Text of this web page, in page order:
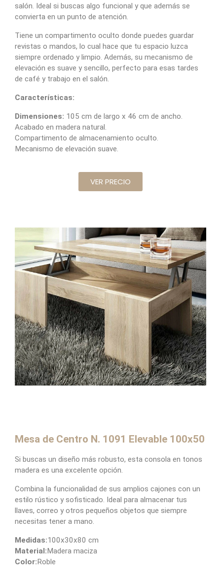
salón. Ideal si buscas algo funcional y que además se
convierta en un punto de atención.
Tiene un compartimento oculto donde puedes guardar
revistas o mandos, lo cual hace que tu espacio luzca
siempre ordenado y limpio. Además, su mecanismo de
elevación es suave y sencillo, perfecto para esas tardes
de café y trabajo en el salón.
Características:
Dimensiones: 105 cm de largo x 46 cm de ancho.
Acabado en madera natural.
Compartimento de almacenamiento oculto.
Mecanismo de elevación suave.
VER PRECIO
Mesa de Centro N. 1091 Elevable 100x50
Si buscas un diseño más robusto, esta consola en tonos
madera es una excelente opción.
Combina la funcionalidad de sus amplios cajones con un
estilo rústico y sofisticado. Ideal para almacenar tus
llaves, correo y otros pequeños objetos que siempre
necesitas tener a mano.
Medidas:100x30x80 cm
Material:Madera maciza
Color:Roble